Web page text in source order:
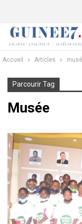
Accueil Articles
Parcourir Tag
Musée